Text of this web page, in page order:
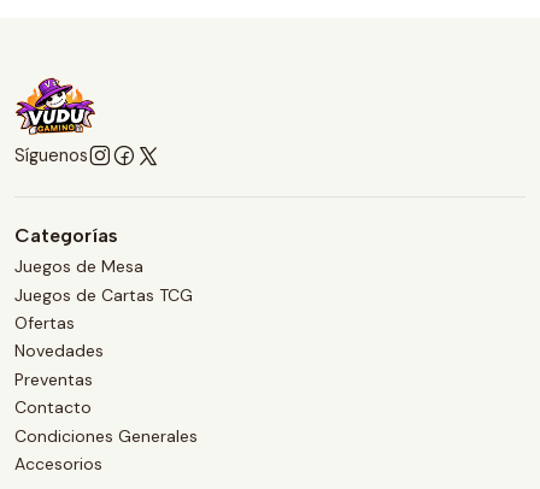
Síguenos
Categorías
Juegos de Mesa
Juegos de Cartas TCG
Ofertas
Novedades
Preventas
Contacto
Condiciones Generales
Accesorios